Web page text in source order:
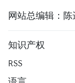
网站总编辑：陈
知识产权
RSS